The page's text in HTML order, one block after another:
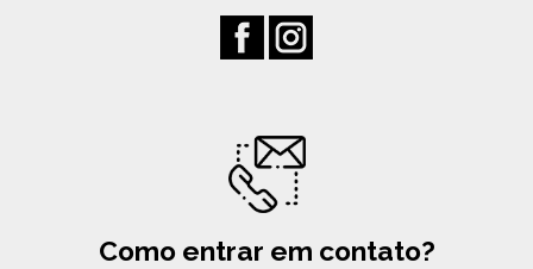
Como entrar em contato?